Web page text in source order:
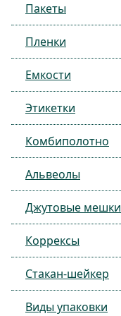
Пакеты
Пленки
Емкости
Этикетки
Комбиполотно
Альвеолы
Джутовые мешки
Коррексы
Стакан-шейкер
Виды упаковки